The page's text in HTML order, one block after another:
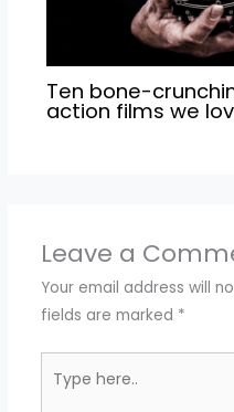
Ten bone-
action films we
Leave a
Your email address will
fields are marked *
here..